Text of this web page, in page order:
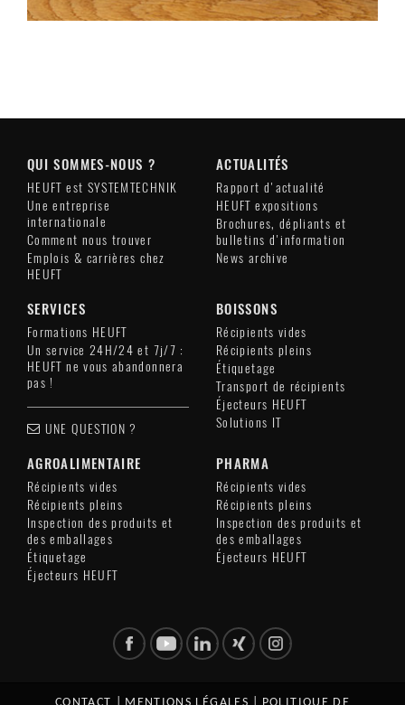
QUI SOMMES-NOUS ?
HEUFT est SYSTEMTECHNIK
Une entreprise
internationale
Comment nous trouver
Emplois & carrières chez
HEUFT
ACTUALITÉS
Rapport d'actualité
HEUFT expositions
Brochures, dépliants et
bulletins d'information
News archive
SERVICES
Formations HEUFT
Un service 24H/24 et 7j/7 :
HEUFT ne vous abandonnera
pas !
UNE QUESTION ?
BOISSONS
Récipients vides
Récipients pleins
Étiquetage
Transport de récipients
Éjecteurs HEUFT
Solutions IT
AGROALIMENTAIRE
Récipients vides
Récipients pleins
Inspection des produits et
des emballages
Étiquetage
Éjecteurs HEUFT
PHARMA
Récipients vides
Récipients pleins
Inspection des produits et
des emballages
Éjecteurs HEUFT